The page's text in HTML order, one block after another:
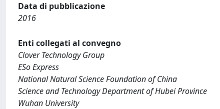
Data di pubblicazione
2016
Enti collegati al convegno
Clover Technology Group
ESo Express
National Natural Science Foundation of China
Science and Technology Department of Hubei Province
Wuhan University